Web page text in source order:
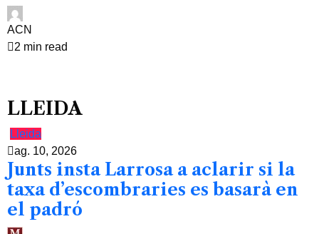
ACN
2 min read
LLEIDA
Lleida
ag. 10, 2026
Junts insta Larrosa a aclarir si la
taxa d’escombraries es basarà en
el padró